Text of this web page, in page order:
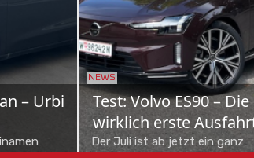
NEWS
Skoda Octavia Combi im
Test